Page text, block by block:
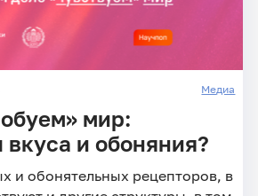
Медиа
мир:
и обоняния?
и обонятельных рецепторов, в